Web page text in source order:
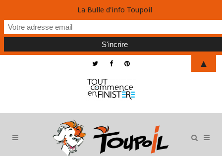
La Bulle d'info Toupoil
▲